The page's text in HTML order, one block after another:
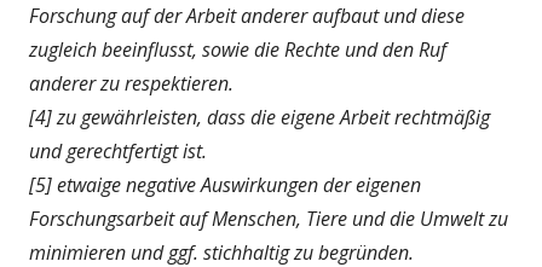
Forschung auf der Arbeit anderer aufbaut und diese
zugleich beeinflusst, sowie die Rechte und den Ruf
anderer zu respektieren.
[4] zu gewährleisten, dass die eigene Arbeit rechtmäßig
und gerechtfertigt ist.
[5] etwaige negative Auswirkungen der eigenen
Forschungsarbeit auf Menschen, Tiere und die Umwelt zu
minimieren und ggf. stichhaltig zu begründen.